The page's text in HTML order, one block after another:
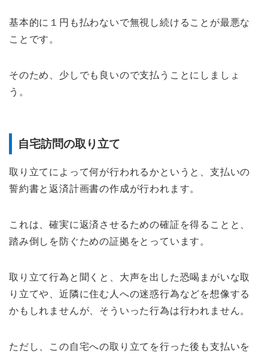
基本的に１円も払わないで無視し続けることが最悪な
ことです。
そのため、少しでも良いので支払うことにしましょ
う。
自宅訪問の取り立て
取り立てによって何が行われるかというと、支払いの
誓約書と返済計画書の作成が行われます。
これは、確実に返済させるための確証を得ることと、
踏み倒しを防ぐための証拠をとっています。
取り立て行為と聞くと、大声を出した恐喝まがいな取
り立てや、近隣に住む人への迷惑行為などを想像する
かもしれませんが、そういった行為は行われません。
ただし、この自宅への取り立てを行った後も支払いを